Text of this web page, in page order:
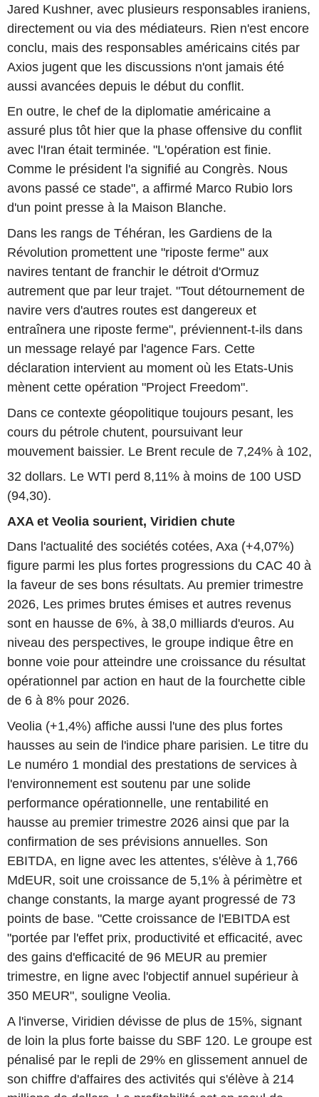
Jared Kushner, avec plusieurs responsables iraniens,
directement ou via des médiateurs. Rien n'est encore
conclu, mais des responsables américains cités par
Axios jugent que les discussions n'ont jamais été
aussi avancées depuis le début du conflit.
En outre, le chef de la diplomatie américaine a
assuré plus tôt hier que la phase offensive du conflit
avec l'Iran était terminée. "L'opération est finie.
Comme le président l'a signifié au Congrès. Nous
avons passé ce stade", a affirmé Marco Rubio lors
d'un point presse à la Maison Blanche.
Dans les rangs de Téhéran, les Gardiens de la
Révolution promettent une "riposte ferme" aux
navires tentant de franchir le détroit d'Ormuz
autrement que par leur trajet. "Tout détournement de
navire vers d'autres routes est dangereux et
entraînera une riposte ferme", préviennent-t-ils dans
un message relayé par l'agence Fars. Cette
déclaration intervient au moment où les Etats-Unis
mènent cette opération "Project Freedom".
Dans ce contexte géopolitique toujours pesant, les
cours du pétrole chutent, poursuivant leur
mouvement baissier. Le Brent recule de 7,24% à 102,
32 dollars. Le WTI perd 8,11% à moins de 100 USD
(94,30).
AXA et Veolia sourient, Viridien chute
Dans l'actualité des sociétés cotées, Axa (+4,07%)
figure parmi les plus fortes progressions du CAC 40 à
la faveur de ses bons résultats. Au premier trimestre
2026, Les primes brutes émises et autres revenus
sont en hausse de 6%, à 38,0 milliards d'euros. Au
niveau des perspectives, le groupe indique être en
bonne voie pour atteindre une croissance du résultat
opérationnel par action en haut de la fourchette cible
de 6 à 8% pour 2026.
Veolia (+1,4%) affiche aussi l'une des plus fortes
hausses au sein de l'indice phare parisien. Le titre du
Le numéro 1 mondial des prestations de services à
l'environnement est soutenu par une solide
performance opérationnelle, une rentabilité en
hausse au premier trimestre 2026 ainsi que par la
confirmation de ses prévisions annuelles. Son
EBITDA, en ligne avec les attentes, s'élève à 1,766
MdEUR, soit une croissance de 5,1% à périmètre et
change constants, la marge ayant progressé de 73
points de base. "Cette croissance de l'EBITDA est
"portée par l'effet prix, productivité et efficacité, avec
des gains d'efficacité de 96 MEUR au premier
trimestre, en ligne avec l'objectif annuel supérieur à
350 MEUR", souligne Veolia.
A l'inverse, Viridien dévisse de plus de 15%, signant
de loin la plus forte baisse du SBF 120. Le groupe est
pénalisé par le repli de 29% en glissement annuel de
son chiffre d'affaires des activités qui s'élève à 214